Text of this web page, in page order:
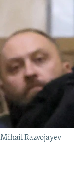
Mihail Razvojayev